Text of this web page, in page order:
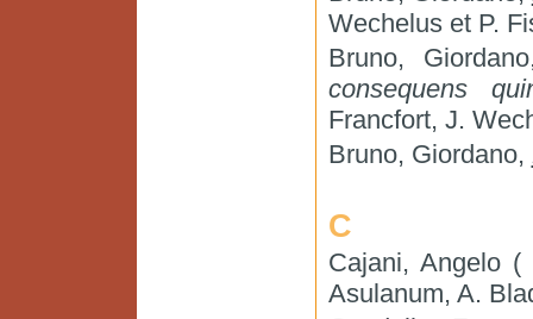
Wechelus et P.
Bruno,
consequens
Francfort, J.
Bruno, Giordano,
C
Cajani, Angelo
Asulanum, A.